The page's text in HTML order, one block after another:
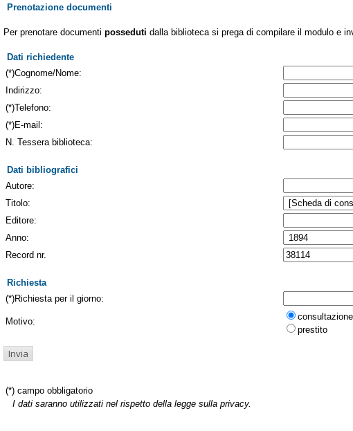
Prenotazione documenti
Per prenotare documenti posseduti dalla biblioteca si prega di compilare il modulo e
Dati richiedente
(*)Cognome/Nome:
Indirizzo:
(*)Telefono:
(*)E-mail:
N. Tessera biblioteca:
Dati bibliografici
Autore:
Titolo:
Editore:
Anno:
Record nr.
Richiesta
(*)Richiesta per il giorno:
Motivo:
consultazione
prestito
(*) campo obbligatorio
I dati saranno utilizzati nel rispetto della legge sulla privacy.